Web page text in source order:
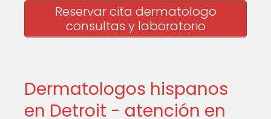
Reservar cita dermatologo
consultas y laboratorio
Dermatologos hispanos
en Detroit - atención en